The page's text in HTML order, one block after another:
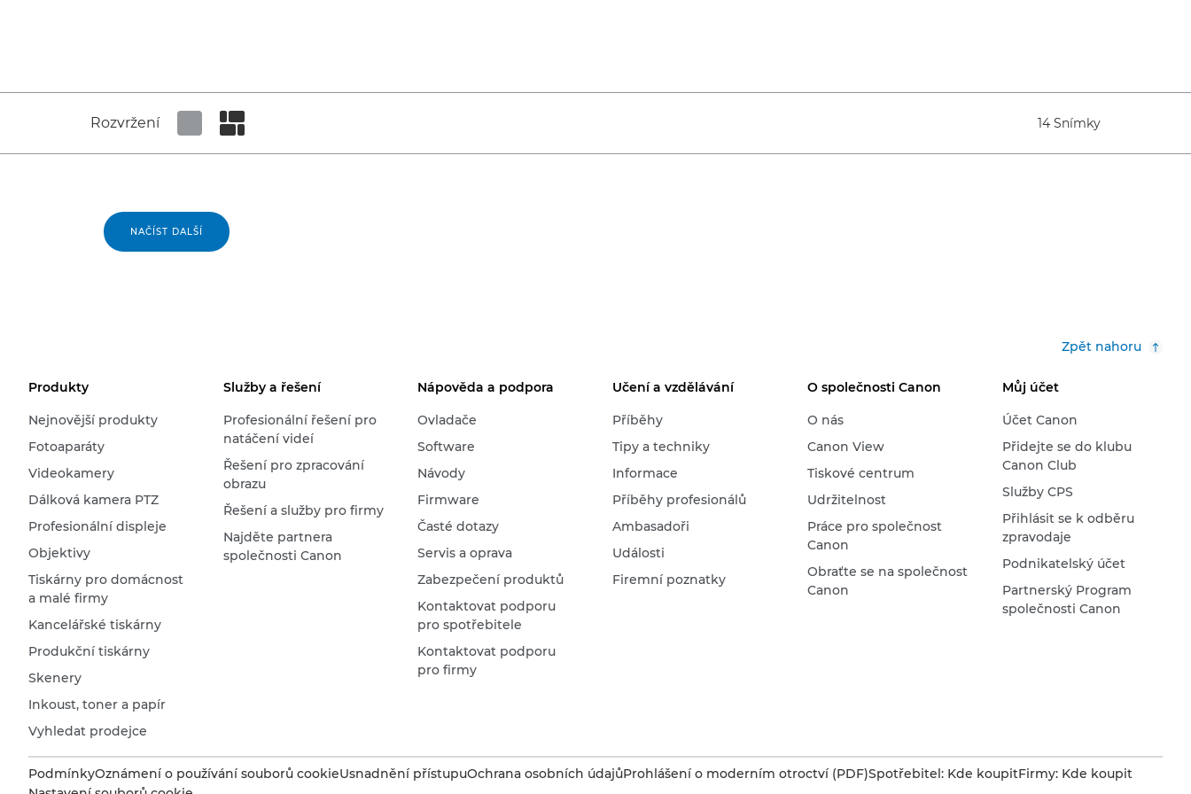
Rozvržení 14 Snímky
NAČÍST DALŠÍ
Zpět nahoru
Produkty
Nejnovější produkty
Fotoaparáty
Videokamery
Dálková kamera PTZ
Profesionální displeje
Objektivy
Tiskárny pro domácnost
a malé firmy
Kancelářské tiskárny
Produkční tiskárny
Skenery
Inkoust, toner a papír
Vyhledat prodejce
Služby a řešení
Profesionální řešení pro
natáčení videí
Řešení pro zpracování
obrazu
Řešení a služby pro firmy
Najděte partnera
společnosti Canon
Nápověda a podpora
Ovladače
Software
Návody
Firmware
Časté dotazy
Servis a oprava
Zabezpečení produktů
Kontaktovat podporu
pro spotřebitele
Kontaktovat podporu
pro firmy
Učení a vzdělávání
Příběhy
Tipy a techniky
Informace
Příběhy profesionálů
Ambasadoři
Události
Firemní poznatky
O společnosti Canon
O nás
Canon View
Tiskové centrum
Udržitelnost
Práce pro společnost
Canon
Obraťte se na společnost
Canon
Můj účet
Účet Canon
Přidejte se do klubu
Canon Club
Služby CPS
Přihlásit se k odběru
zpravodaje
Podnikatelský účet
Partnerský Program
společnosti Canon
PodmínkyOznámení o používání souborů cookieUsnadnění přístupuOchrana osobních údajůProhlášení o moderním otroctví (PDF)Spotřebitel: Kde koupitFirmy: Kde koupit